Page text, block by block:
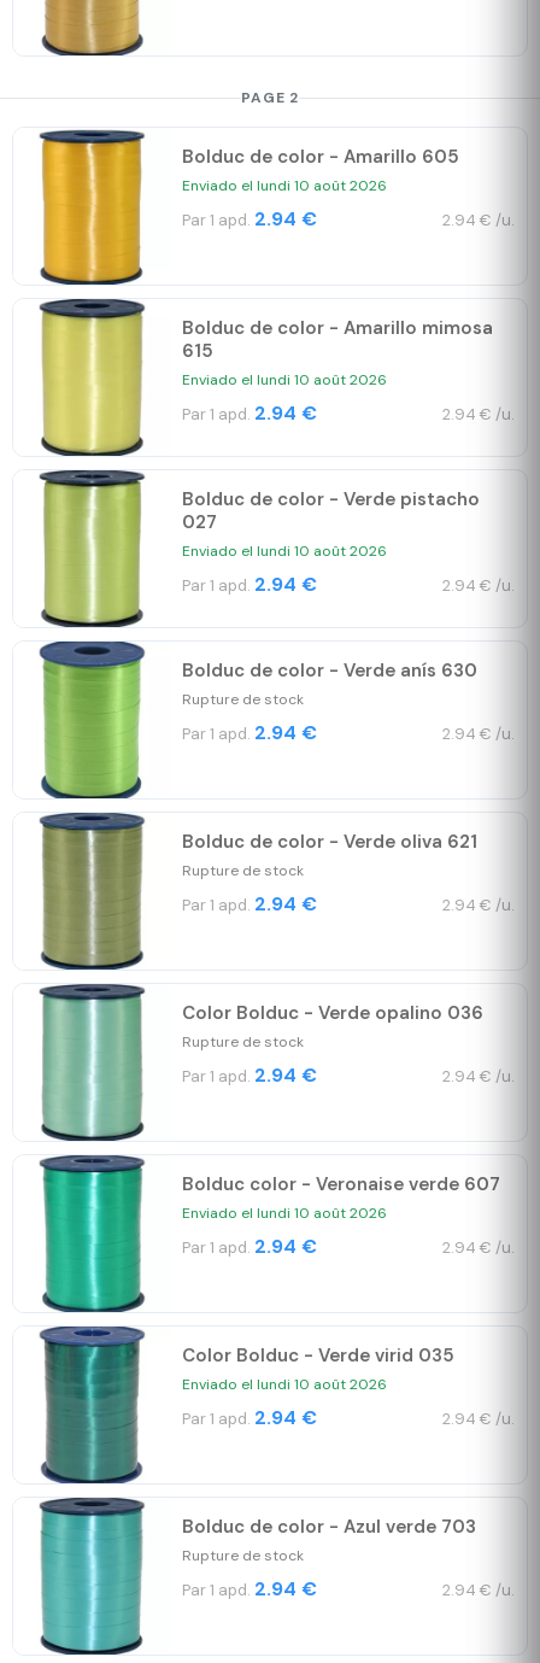
PAGE 2
Bolduc de color - Amarillo 605
Enviado el lundi 10 août 2026
Par 1 apd. 2.94 € 2.94 € /u.
Bolduc de color - Amarillo mimosa
615
Enviado el lundi 10 août 2026
Par 1 apd. 2.94 € 2.94 € /u.
Bolduc de color - Verde pistacho
027
Enviado el lundi 10 août 2026
Par 1 apd. 2.94 € 2.94 € /u.
Bolduc de color - Verde anís 630
Rupture de stock
Par 1 apd. 2.94 € 2.94 € /u.
Bolduc de color - Verde oliva 621
Rupture de stock
Par 1 apd. 2.94 € 2.94 € /u.
Color Bolduc - Verde opalino 036
Rupture de stock
Par 1 apd. 2.94 € 2.94 € /u.
Bolduc color - Veronaise verde 607
Enviado el lundi 10 août 2026
Par 1 apd. 2.94 € 2.94 € /u.
Color Bolduc - Verde virid 035
Enviado el lundi 10 août 2026
Par 1 apd. 2.94 € 2.94 € /u.
Bolduc de color - Azul verde 703
Rupture de stock
Par 1 apd. 2.94 € 2.94 € /u.